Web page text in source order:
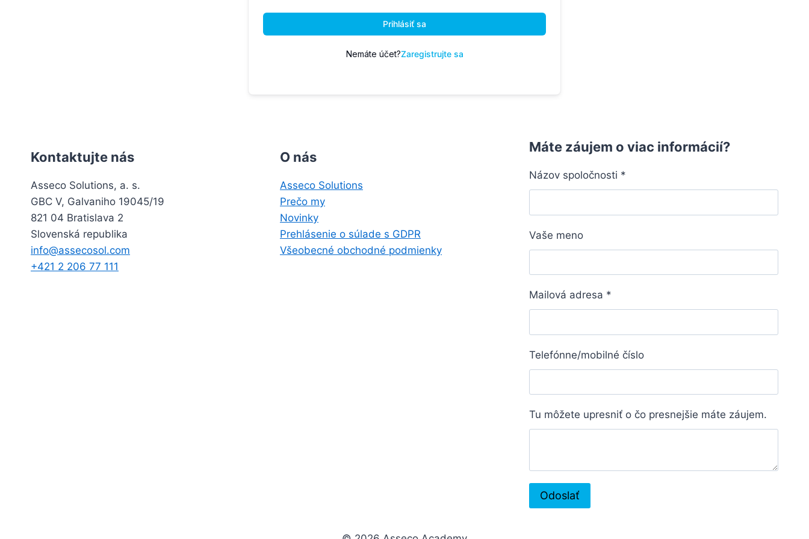
Prihlásiť sa
Nemáte účet?Zaregistrujte sa
Kontaktujte nás
Asseco Solutions, a. s.
GBC V, Galvaniho 19045/19
821 04 Bratislava 2
Slovenská republika
info@assecosol.com
+421 2 206 77 111
O nás
Asseco Solutions
Prečo my
Novinky
Prehlásenie o súlade s GDPR
Všeobecné obchodné podmienky
Máte záujem o viac informácií?
Názov spoločnosti *
Vaše meno
Mailová adresa *
Telefónne/mobilné číslo
Tu môžete upresniť o čo presnejšie máte záujem.
Odoslať